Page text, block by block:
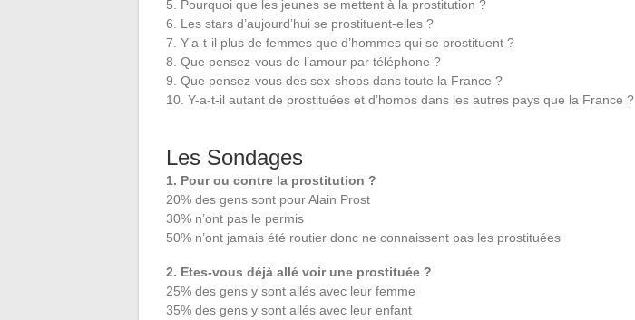
5. Pourquoi que les jeunes se mettent à la prostitution ?
6. Les stars d’aujourd’hui se prostituent-elles ?
7. Y’a-t-il plus de femmes que d’hommes qui se prostituent ?
8. Que pensez-vous de l’amour par téléphone ?
9. Que pensez-vous des sex-shops dans toute la France ?
10. Y-a-t-il autant de prostituées et d’homos dans les autres pays que la France ?
Les Sondages
1. Pour ou contre la prostitution ?
20% des gens sont pour Alain Prost
30% n’ont pas le permis
50% n’ont jamais été routier donc ne connaissent pas les prostituées
2. Etes-vous déjà allé voir une prostituée ?
25% des gens y sont allés avec leur femme
35% des gens y sont allés avec leur enfant